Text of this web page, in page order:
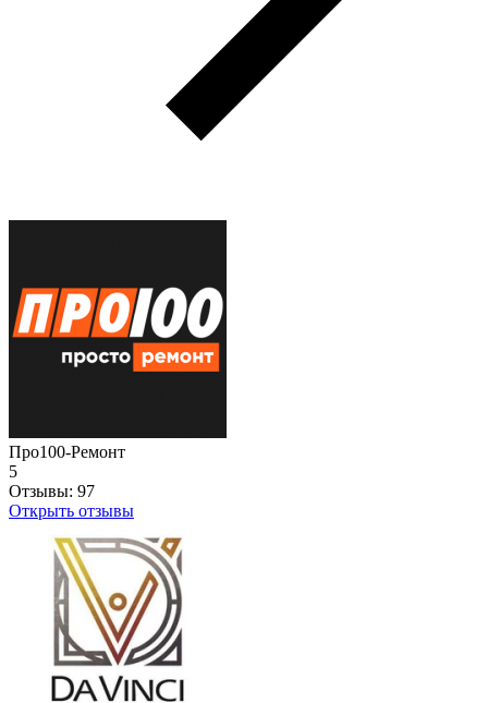
Про100-Ремонт
5
Отзывы: 97
Открыть отзывы